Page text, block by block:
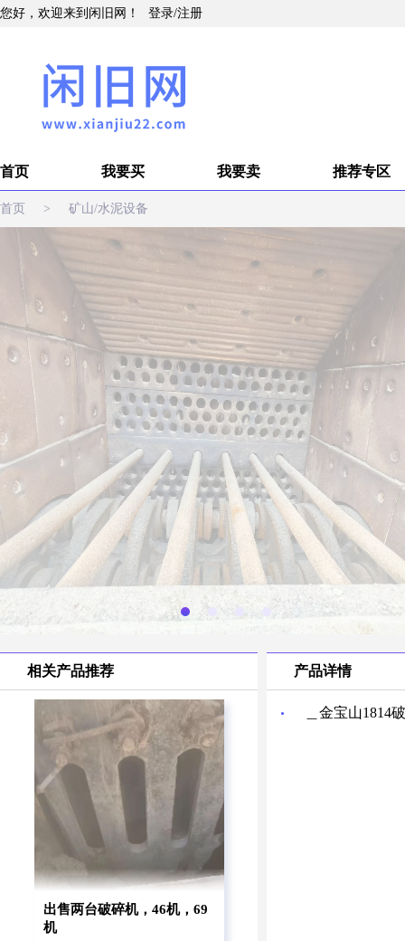
您好，欢迎来到闲旧网！ 登录/注册
首页 我要买 我要卖 推荐专区
首页 > 矿山/水泥设备
相关产品推荐
出售两台破碎机，46机，69
机
产品详情
＿金宝山1814